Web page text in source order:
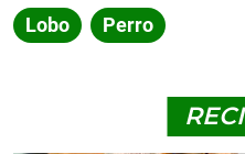
Lobo Perro